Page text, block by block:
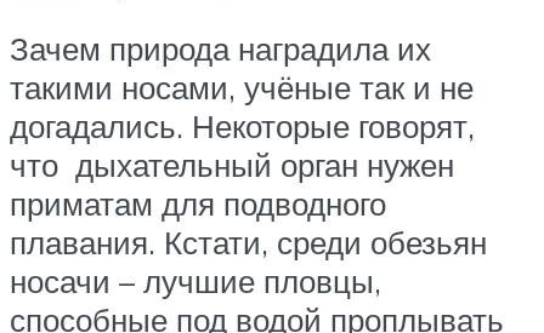
Зачем природа наградила их
такими носами, учёные так и не
догадались. Некоторые говорят,
что дыхательный орган нужен
приматам для подводного
плавания. Кстати, среди обезьян
носачи – лучшие пловцы,
способные под водой проплывать